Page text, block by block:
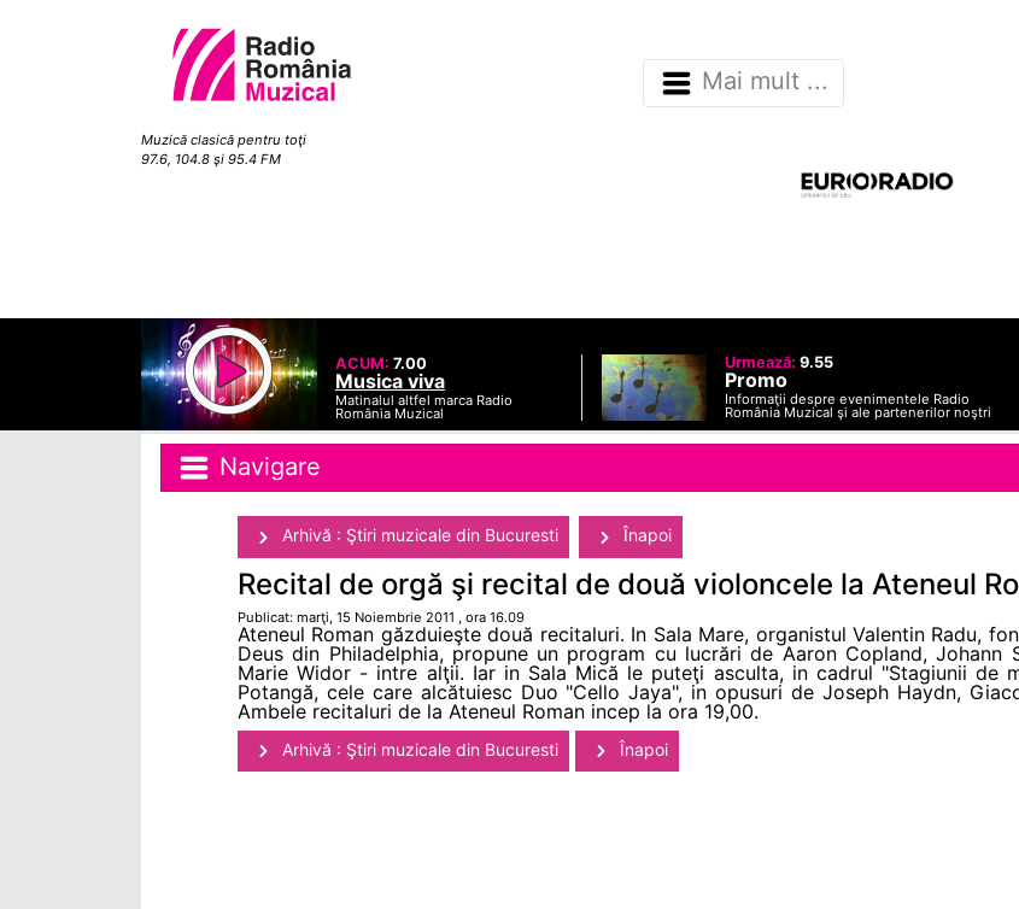
Muzică clasică pentru toţi
97.6, 104.8 şi 95.4 FM
Mai mult ...
ACUM: 7.00
Musica viva
Matinalul altfel marca Radio
România Muzical
Urmează: 9.55
Promo
Informaţii despre evenimentele Radio
România Muzical şi ale partenerilor noştri
Navigare
Arhivă : Ştiri muzicale din Bucuresti Înapoi
Recital de orgă şi recital de două violoncele la Ateneul
Publicat: marţi, 15 Noiembrie 2011 , ora 16.09
Ateneul Roman găzduieşte două recitaluri. In Sala Mare, organistul Valentin Radu,
Deus din Philadelphia, propune un program cu lucrări de Aaron Copland, Johann
Marie Widor - intre alţii. Iar in Sala Mică le puteţi asculta, in cadrul "Stagiunii de
Potangă, cele care alcătuiesc Duo "Cello Jaya", in opusuri de Joseph Haydn,
Ambele recitaluri de la Ateneul Roman incep la ora 19,00.
Arhivă : Ştiri muzicale din Bucuresti Înapoi